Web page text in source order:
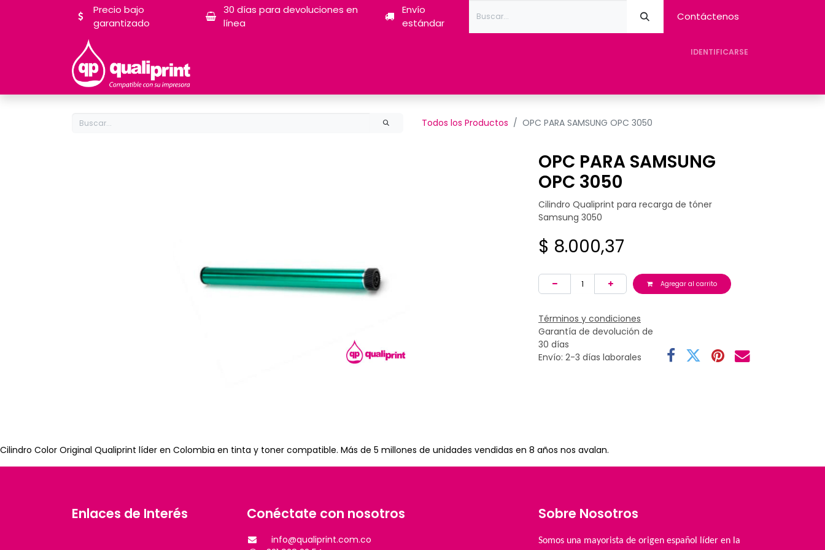
Precio bajo
garantizado
30 días para devoluciones en
línea
Envío
estándar
Contáctenos
IDENTIFICARSE
Todos los Productos OPC PARA SAMSUNG OPC 3050
OPC PARA SAMSUNG
OPC 3050
Cilindro Qualiprint para recarga de tóner
Samsung 3050
$ 8.000,37
Agregar al carrito
Términos y condiciones
Garantía de devolución de
30 días
Envío: 2-3 días laborales
Cilindro Color Original Qualiprint líder en Colombia en tinta y toner compatible. Más de 5 millones de unidades vendidas en 8 años nos avalan.
Enlaces de Interés Conéctate con nosotros
info@qualiprint.com.co
Sobre Nosotros
Somos una mayorista de origen español líder en la